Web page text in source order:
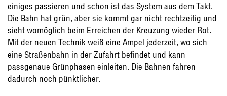
einiges passieren und schon ist das System aus dem Takt.
Die Bahn hat grün, aber sie kommt gar nicht rechtzeitig und
sieht womöglich beim Erreichen der Kreuzung wieder Rot.
Mit der neuen Technik weiß eine Ampel jederzeit, wo sich
eine Straßenbahn in der Zufahrt befindet und kann
passgenaue Grünphasen einleiten. Die Bahnen fahren
dadurch noch pünktlicher.